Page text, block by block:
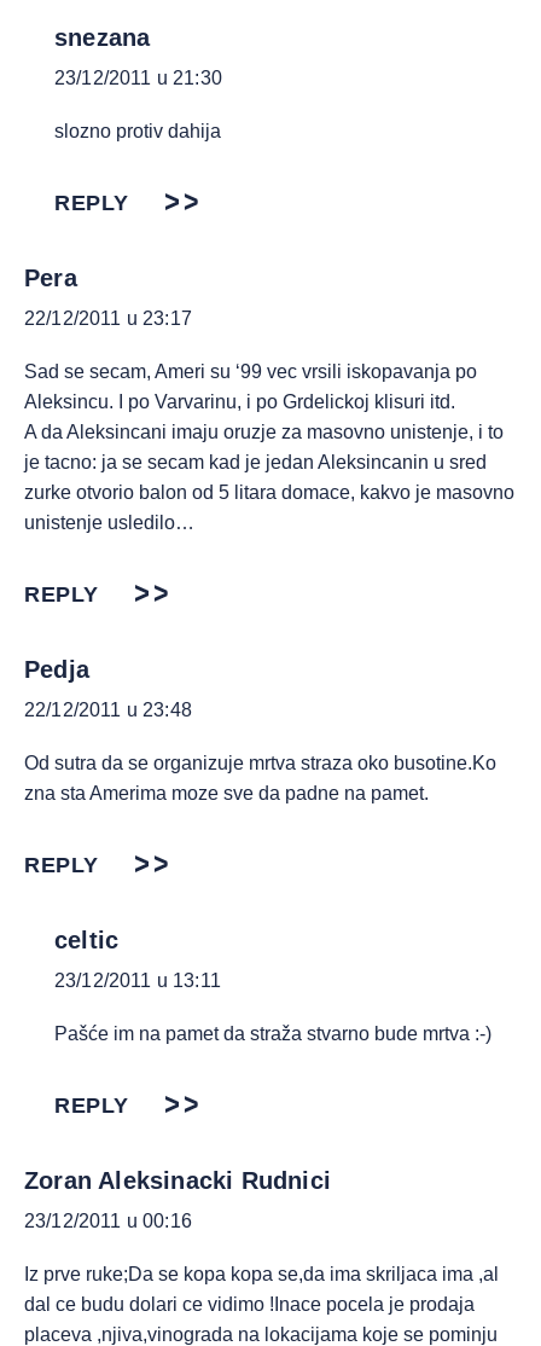
snezana
23/12/2011 u 21:30
slozno protiv dahija
REPLY
Pera
22/12/2011 u 23:17
Sad se secam, Ameri su ‘99 vec vrsili iskopavanja po
Aleksincu. I po Varvarinu, i po Grdelickoj klisuri itd.
A da Aleksincani imaju oruzje za masovno unistenje, i to
je tacno: ja se secam kad je jedan Aleksincanin u sred
zurke otvorio balon od 5 litara domace, kakvo je masovno
unistenje usledilo…
REPLY
Pedja
22/12/2011 u 23:48
Od sutra da se organizuje mrtva straza oko busotine.Ko
zna sta Amerima moze sve da padne na pamet.
REPLY
celtic
23/12/2011 u 13:11
Pašće im na pamet da straža stvarno bude mrtva :-)
REPLY
Zoran Aleksinacki Rudnici
23/12/2011 u 00:16
Iz prve ruke;Da se kopa kopa se,da ima skriljaca ima ,al
dal ce budu dolari ce vidimo !Inace pocela je prodaja
placeva ,njiva,vinograda na lokacijama koje se pominju